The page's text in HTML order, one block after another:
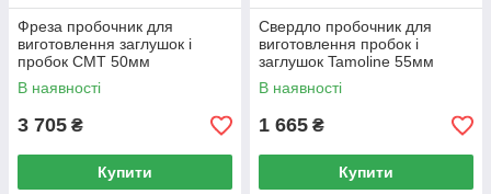
Фреза пробочник для
виготовлення заглушок і
пробок CMT 50мм
В наявності
3 705 ₴
Купити
Свердло пробочник для
виготовлення пробок і
заглушок Tamoline 55мм
В наявності
1 665 ₴
Купити